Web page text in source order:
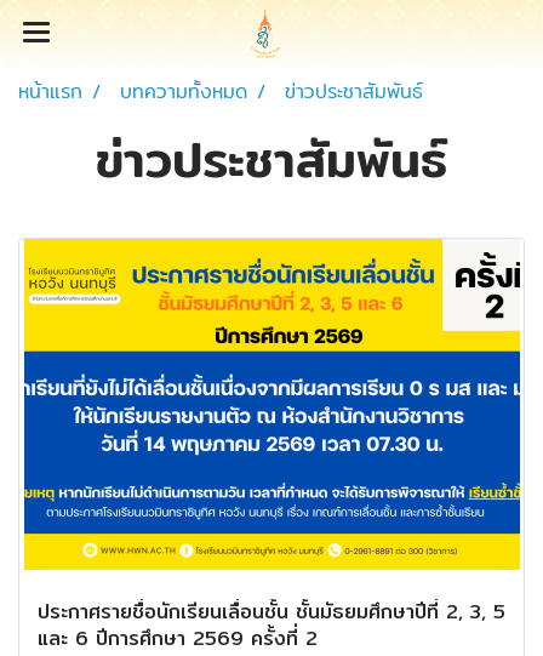
หน้าแรก บทความทั้งหมด ข่าวประชาสัมพันธ์
ข่าวประชาสัมพันธ์
ประกาศรายชื่อนักเรียนเลื่อนชั้น ชั้นมัธยมศึกษาปีที่ 2, 3, 5
และ 6 ปีการศึกษา 2569 ครั้งที่ 2